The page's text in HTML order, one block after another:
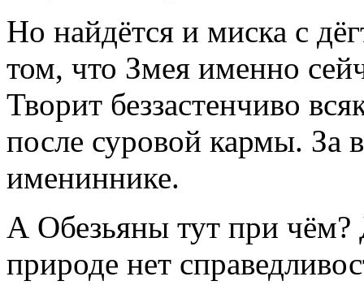
Но найдётся и миска с
том, что Змея именно
Творит беззастенчиво
после суровой кармы. За
имениннике.
А Обезьяны тут при чём?
природе нет